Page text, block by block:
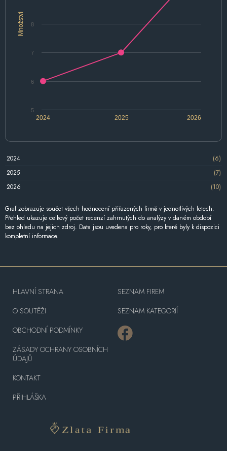
Množství
2024 2026
2025
5
6
7
8
2024
(6)
2025
(7)
2026
(10)
Graf zobrazuje součet všech hodnocení přiřazených firmě v jednotlivých letech.
Přehled ukazuje celkový počet recenzí zahrnutých do analýzy v daném období
bez ohledu na jejich zdroj. Data jsou uvedena pro roky, pro které byly k dispozici
kompletní informace.
HLAVNÍ STRANA
O SOUTĚŽI
OBCHODNÍ PODMÍNKY
ZÁSADY OCHRANY OSOBNÍCH
ÚDAJŮ
KONTAKT
PŘIHLÁŠKA
SEZNAM FIREM
SEZNAM KATEGORIÍ